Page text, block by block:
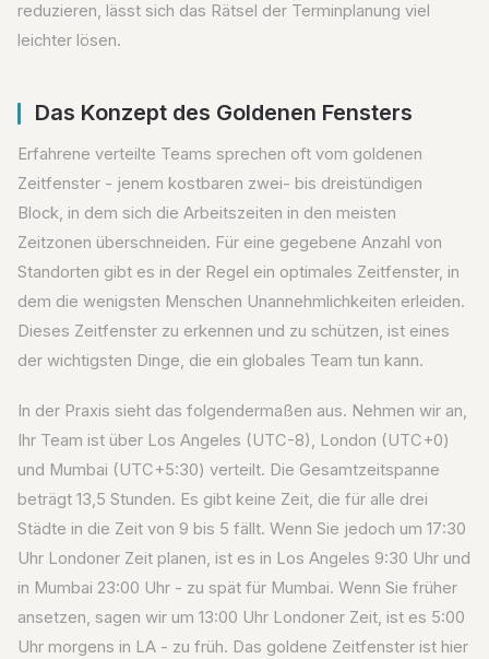
reduzieren, lässt sich das Rätsel der Terminplanung viel
leichter lösen.
Das Konzept des Goldenen Fensters
Erfahrene verteilte Teams sprechen oft vom goldenen
Zeitfenster - jenem kostbaren zwei- bis dreistündigen
Block, in dem sich die Arbeitszeiten in den meisten
Zeitzonen überschneiden. Für eine gegebene Anzahl von
Standorten gibt es in der Regel ein optimales Zeitfenster, in
dem die wenigsten Menschen Unannehmlichkeiten erleiden.
Dieses Zeitfenster zu erkennen und zu schützen, ist eines
der wichtigsten Dinge, die ein globales Team tun kann.
In der Praxis sieht das folgendermaßen aus. Nehmen wir an,
Ihr Team ist über Los Angeles (UTC-8), London (UTC+0)
und Mumbai (UTC+5:30) verteilt. Die Gesamtzeitspanne
beträgt 13,5 Stunden. Es gibt keine Zeit, die für alle drei
Städte in die Zeit von 9 bis 5 fällt. Wenn Sie jedoch um 17:30
Uhr Londoner Zeit planen, ist es in Los Angeles 9:30 Uhr und
in Mumbai 23:00 Uhr - zu spät für Mumbai. Wenn Sie früher
ansetzen, sagen wir um 13:00 Uhr Londoner Zeit, ist es 5:00
Uhr morgens in LA - zu früh. Das goldene Zeitfenster ist hier